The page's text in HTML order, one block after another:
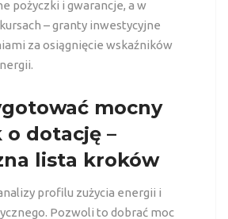
pożyczki i gwarancje, a w
– granty inwestycyjne
za osiągnięcie wskaźników
mocny
dotację –
lista kroków
profilu zużycia energii i
Pozwoli to dobrać moc